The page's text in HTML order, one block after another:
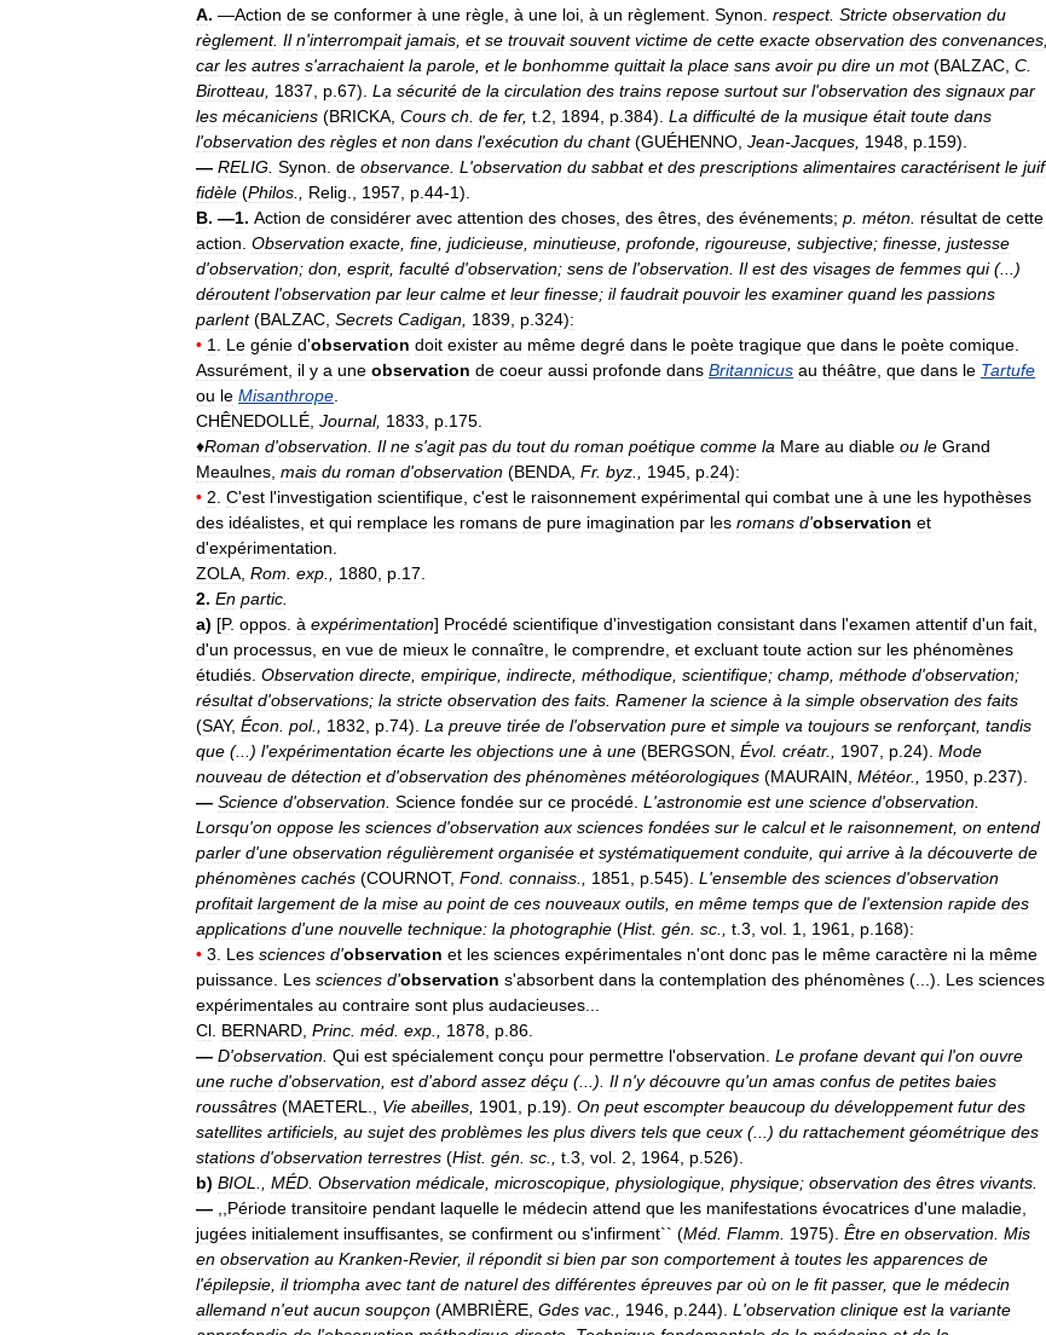
A. —Action de se conformer à une règle à une loi à un règlement Synon respect. Stricte observation du
règlement. Il n'interrompait jamais et se trouvait souvent victime de cette exacte observation des convenances
car les autres s'arrachaient la parole et le bonhomme quittait la place sans avoir pu dire un mot(BALZAC C
Birotteau 1837 p 67). La sécurité de la circulation des trains repose surtout sur l'observation des signaux par
les mécaniciens (BRICKA Cours ch de fer, t 2 1894 p 384). La difficulté de la musique était toute dans
l'observation des règles et non dans l'exécution du chant(GUÉHENNO Jean-Jacques 1948 p 159).
— RELIG Synon de observance L 'observation du sabbat et des prescriptions alimentaires caractérisent le juif
fidèle (Philos Relig 1957 p 44-1).
B. —1. Action de considérer avec attention des choses des êtres des événements; p méton résultat de cette
action Observation exacte fine judicieuse minutieuse profonde rigoureuse subjective; finesse justesse
d'observation; don esprit, faculté d'observation; sens de l'observation Il est des visages de femmes qui(...)
déroutent l'observation par leur calme et leur finesse; il faudrait pouvoir les examiner quand les passions
parlent(BALZAC Secrets Cadigan 1839 p 324):
• 1 Le génie d'observation doit exister au même degré dans le poète tragique que dans le poète comique
Assurément il y a une observation de coeur aussi profonde dans Britannicus au théâtre que dans le Tartufe
ou le Misanthrope
CHÊNEDOLLÉ Journal, 1833 p 175
♦Roman d'observation Il ne s'agit pas du tout du roman poétique comme la Mare au diable ou le Grand
Meaulnes mais du roman d'observation (BENDA Fr. byz 1945 p 24):
• 2 C'est l'investigation scientifique c'est le raisonnement expérimental qui combat une à une les hypothèses
des idéalistes et qui remplace les romans de pure imagination par les romans d'observation et
d'expérimentation
ZOLA Rom exp 1880 p 17
2. En partic
a) [P. oppos à expérimentation] Procédé scientifique d'investigation consistant dans l'examen attentif d'un fait
d'un processus en vue de mieux le connaître le comprendre et excluant toute action sur les phénomènes
étudiés Observation directe empirique indirecte méthodique scientifique; champ méthode d'observation;
résultat d'observations; la stricte observation des faits Ramener la science à la simple observation des faits
(SAY, Écon pol., 1832 p 74). La preuve tirée de l'observation pure et simple va toujours se renforçant, tandis
que (...) l'expérimentation écarte les objections une à une (BERGSON Évol. créatr., 1907 p 24). Mode
nouveau de détection et d'observation des phénomènes météorologiques (MAURAIN Météor., 1950 p 237).
— Science d'observation Science fondée sur ce procédé L 'astronomie est une science d'observation
Lorsqu'on oppose les sciences d'observation aux sciences fondées sur le calcul et le raisonnement, on entend
parler d'une observation régulièrement organisée et systématiquement conduite qui arrive à la découverte de
phénomènes cachés (COURNOT, Fond connaiss 1851 p 545). L 'ensemble des sciences d'observation
profitait largement de la mise au point de ces nouveaux outils en même temps que de l'extension rapide des
applications d'une nouvelle technique: la photographie (Hist. gén sc t 3 vol 1 1961 p 168):
• 3 Les sciences d'observation et les sciences expérimentales n'ont donc pas le même caractère ni la même
puissance Les sciences d'observation s'absorbent dans la contemplation des phénomènes (...). Les sciences
expérimentales au contraire sont plus audacieuses
Cl BERNARD Princ méd exp 1878 p 86
— D'observation Qui est spécialement conçu pour permettre l'observation Le profane devant qui l'on ouvre
une ruche d'observation est d'abord assez déçu (...). Il n'y découvre qu'un amas confus de petites baies
roussâtres (MAETERL Vie abeilles 1901 p 19). On peut escompter beaucoup du développement futur des
satellites artificiels au sujet des problèmes les plus divers tels que ceux (...) du rattachement géométrique des
stations d'observation terrestres (Hist. gén sc t 3 vol 2 1964 p 526).
b) BIOL MÉD Observation médicale microscopique physiologique physique; observation des êtres vivants
—
Période transitoire pendant laquelle le médecin attend que les manifestations évocatrices d'une maladie
jugées initialement insuffisantes se confirment ou s'infirment`` (Méd Flamm 1975). Être en observation Mis
en observation au Kranken-Revier, il répondit si bien par son comportement à toutes les apparences de
l'épilepsie il triompha avec tant de naturel des différentes épreuves par où on le fit passer, que le médecin
allemand n'eut aucun soupçon (AMBRIÈRE Gdes vac 1946 p 244). L 'observation clinique est la variante